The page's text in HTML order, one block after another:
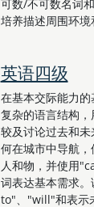
可数/不可数名词
培养描述周围环境
英语四级
在基本交际能力
复杂的语言结构
较及讨论过去和
何在城市中导航
人和物，并使用
词表达基本需求
to"、"will"和表示